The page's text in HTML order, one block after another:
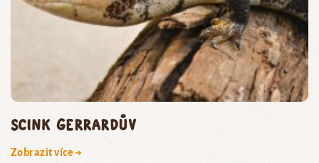
Scink Gerrardův
Zobrazit více →